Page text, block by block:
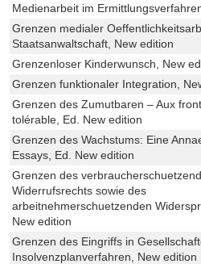
Medienarbeit im
Grenzen medialer
Staatsanwaltschaft, New edition
Grenzenloser Kinderwunsch, New
Grenzen funktionaler Integration,
Grenzen des Zumutbaren – Aux
tolérable, Ed. New edition
Grenzen des Wachstums: Eine
Essays, Ed. New edition
Grenzen des
Widerrufsrechts sowie des
arbeitnehmerschuetzenden
New edition
Grenzen des Eingriffs in
Insolvenzplanverfahren, New edition